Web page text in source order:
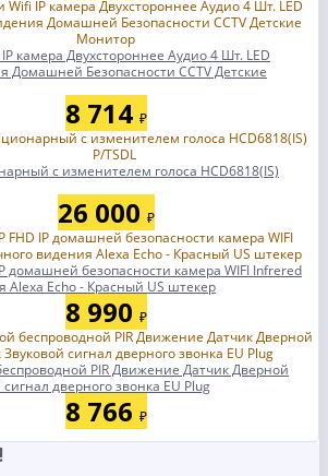
камера Двухстороннее Аудио 4 Шт. LED
Домашней Безопасности CCTV Детские
8 714 ₽
с изменителем голоса HCD6818(IS)
26 000 ₽
домашней безопасности камера WIFI Infrered
Alexa Echo - Красный US штекер
8 990 ₽
PIR Движение Датчик Дверной
дверного звонка EU Plug
8 766 ₽